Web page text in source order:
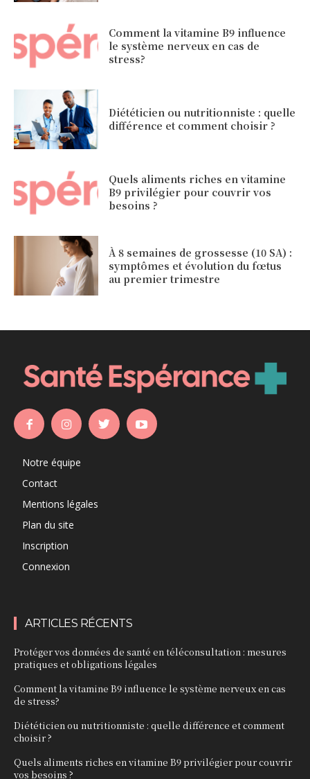
Comment la vitamine B9 influence
le système nerveux en cas de
stress?
Diététicien ou nutritionniste : quelle
différence et comment choisir ?
Quels aliments riches en vitamine
B9 privilégier pour couvrir vos
besoins ?
À 8 semaines de grossesse (10 SA) :
symptômes et évolution du fœtus
au premier trimestre
Notre équipe
Contact
Mentions légales
Plan du site
Inscription
Connexion
ARTICLES RÉCENTS
Protéger vos données de santé en téléconsultation : mesures
pratiques et obligations légales
Comment la vitamine B9 influence le système nerveux en cas
de stress?
Diététicien ou nutritionniste : quelle différence et comment
choisir ?
Quels aliments riches en vitamine B9 privilégier pour couvrir
vos besoins ?